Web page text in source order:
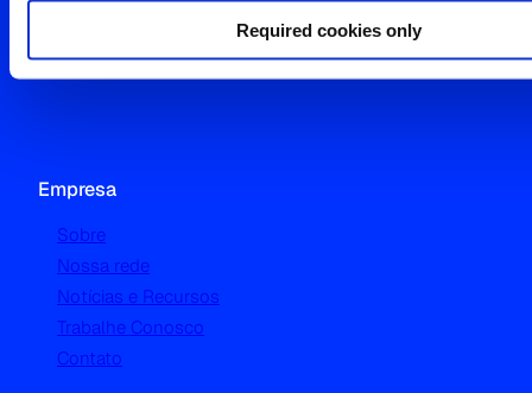
Required cookies only
Advertising Intelligence
Sports Market Analytics & Research
Empresa
Sobre
Nossa rede
Notícias e Recursos
Trabalhe Conosco
Contato